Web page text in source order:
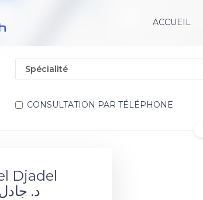
ACCUEIL
CONSULTATION PAR TÉLÉPHONE
Djadel
د.